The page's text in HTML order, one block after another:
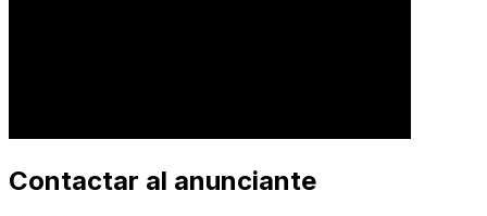
Contactar al anunciante